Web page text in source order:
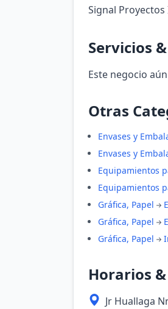
Signal Proyectos
Servicios
Este negocio
Otras
Envases y
Envases y
Equipamientos
Equipamientos
Gráfica, Papel
Gráfica, Papel
Gráfica, Papel
Horarios
Jr Huallaga